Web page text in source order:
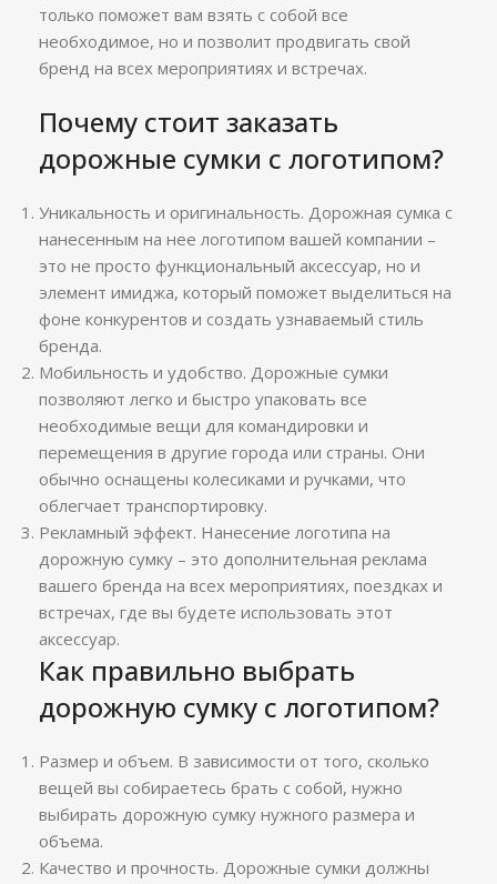
только поможет вам взять с собой все
необходимое, но и позволит продвигать свой
бренд на всех мероприятиях и встречах.
Почему стоит заказать
дорожные сумки с логотипом?
Уникальность и оригинальность. Дорожная сумка с
нанесенным на нее логотипом вашей компании –
это не просто функциональный аксессуар, но и
элемент имиджа, который поможет выделиться на
фоне конкурентов и создать узнаваемый стиль
бренда.
Мобильность и удобство. Дорожные сумки
позволяют легко и быстро упаковать все
необходимые вещи для командировки и
перемещения в другие города или страны. Они
обычно оснащены колесиками и ручками, что
облегчает транспортировку.
Рекламный эффект. Нанесение логотипа на
дорожную сумку – это дополнительная реклама
вашего бренда на всех мероприятиях, поездках и
встречах, где вы будете использовать этот
аксессуар.
Как правильно выбрать
дорожную сумку с логотипом?
Размер и объем. В зависимости от того, сколько
вещей вы собираетесь брать с собой, нужно
выбирать дорожную сумку нужного размера и
объема.
Качество и прочность. Дорожные сумки должны